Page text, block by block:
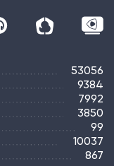
53056
9384
7992
3850
99
10037
867